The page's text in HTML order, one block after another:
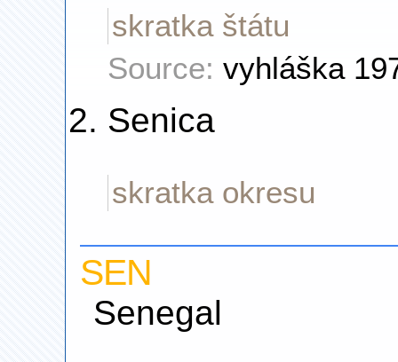
skratka štátu
Source: vyhláška
Senica
skratka okresu
SEN
Senegal